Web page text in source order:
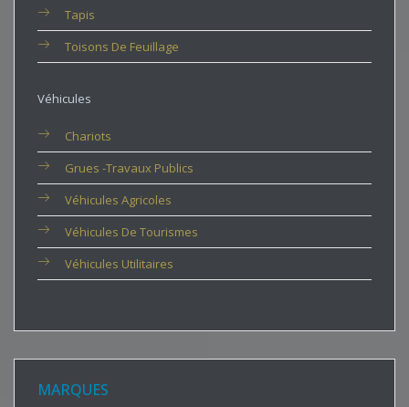
Tapis
Toisons De Feuillage
Véhicules
Chariots
Grues -travaux Publics
Véhicules Agricoles
Véhicules De Tourismes
Véhicules Utilitaires
MARQUES